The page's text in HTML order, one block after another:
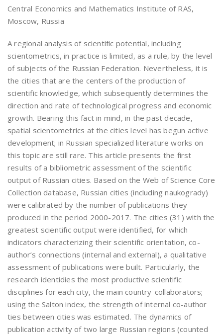
Central Economics and Mathematics Institute of RAS,
Moscow, Russia
A regional analysis of scientific potential, including
scientometrics, in practice is limited, as a rule, by the level
of subjects of the Russian Federation. Nevertheless, it is
the cities that are the centers of the production of
scientific knowledge, which subsequently determines the
direction and rate of technological progress and economic
growth. Bearing this fact in mind, in the past decade,
spatial scientometrics at the cities level has begun active
development; in Russian specialized literature works on
this topic are still rare. This article presents the first
results of a bibliometric assessment of the scientific
output of Russian cities. Based on the Web of Science Core
Collection database, Russian cities (including naukogrady)
were calibrated by the number of publications they
produced in the period 2000-2017. The cities (31) with the
greatest scientific output were identified, for which
indicators characterizing their scientific orientation, co-
author’s connections (internal and external), a qualitative
assessment of publications were built. Particularly, the
research identidies the most productive scientific
disciplines for each city, the main country-collaborators;
using the Salton index, the strength of internal co-author
ties between cities was estimated. The dynamics of
publication activity of two large Russian regions (counted